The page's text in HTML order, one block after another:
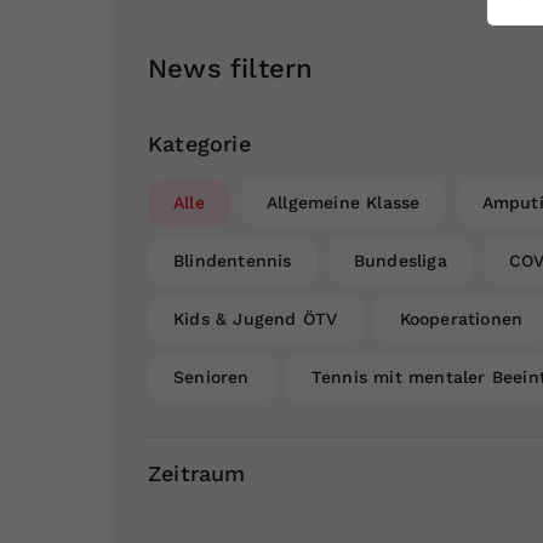
News filtern
Kategorie
Alle Allgemeine Klasse
Blindentennis Bundesliga
Kids & Jugend ÖTV Kooperationen
Senioren Tennis mit mentaler
Zeitraum